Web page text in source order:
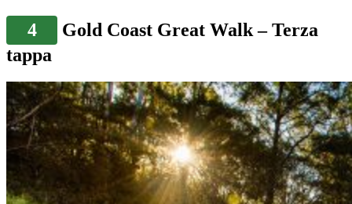
4
Gold Coast Great Walk – Terza
tappa